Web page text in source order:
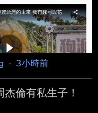
· 3小時前
倫有私生子！